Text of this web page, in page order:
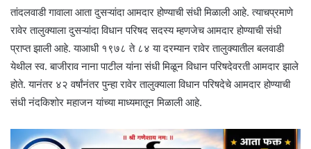
तांदलवाडी गावाला आता दुसऱ्यांदा आमदार होण्याची संधी मिळाली आहे. त्याचप्रमाणे
रावेर तालुक्याला दुसऱ्यांदा विधान परिषद सदस्य म्हणजेच आमदार होण्याची संधी
प्राप्त झाली आहे. याआधी १९७८ ते ८४ या दरम्यान रावेर तालुक्यातील बलवाडी
येथील स्व. बाजीराव नाना पाटील यांना संधी मिळून विधान परिषदेवरती आमदार झाले
होते. यानंतर ४२ वर्षांनंतर पुन्हा रावेर तालुक्याला विधान परिषदेचे आमदार होण्याची
संधी नंदकिशोर महाजन यांच्या माध्यमातून मिळाली आहे.